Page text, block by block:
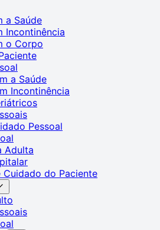
a Saúde
Incontinência
o Corpo
a Saúde
Incontinência
Pessoal
Adulta
Cuidado do Paciente